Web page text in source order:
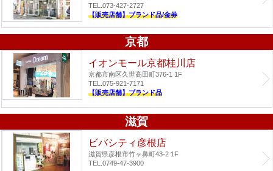
TEL.073-427-2727
【販売店舗】ブランド品/金券
京都
イオンモール京都桂川店
京都市南区久世高田町376-1 1F
TEL.075-921-7171
【販売店舗】ブランド品
滋賀
ビバシティ彦根店
滋賀県彦根市竹ヶ鼻町43-2 1F
TEL.0749-47-3900